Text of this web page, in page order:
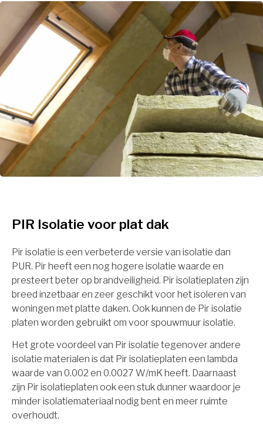
PIR Isolatie voor plat dak
Pir isolatie is een verbeterde versie van isolatie dan
PUR. Pir heeft een nog hogere isolatie waarde en
presteert beter op brandveiligheid. Pir isolatieplaten zijn
breed inzetbaar en zeer geschikt voor het isoleren van
woningen met platte daken. Ook kunnen de Pir isolatie
platen worden gebruikt om voor spouwmuur isolatie.
Het grote voordeel van Pir isolatie tegenover andere
isolatie materialen is dat Pir isolatieplaten een lambda
waarde van 0.002 en 0.0027 W/mK heeft. Daarnaast
zijn Pir isolatieplaten ook een stuk dunner waardoor je
minder isolatiemateriaal nodig bent en meer ruimte
overhoudt.